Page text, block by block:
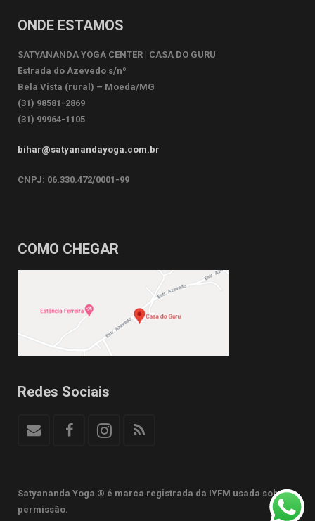
ONDE ESTAMOS
SATYANANDA YOGA CENTER | CASA DO GURU
Estrada do Azevedo s/nº
Bela Vista (rural) – Moeda/MG
(31) 98581-2869
(31) 99964-1105
bihar@satyanandayoga.com.br
CNPJ: 06.330.472/0001-99
COMO CHEGAR
Redes Sociais
Satyananda Yoga ® é marca registrada da IYFM usada sob
permissão.